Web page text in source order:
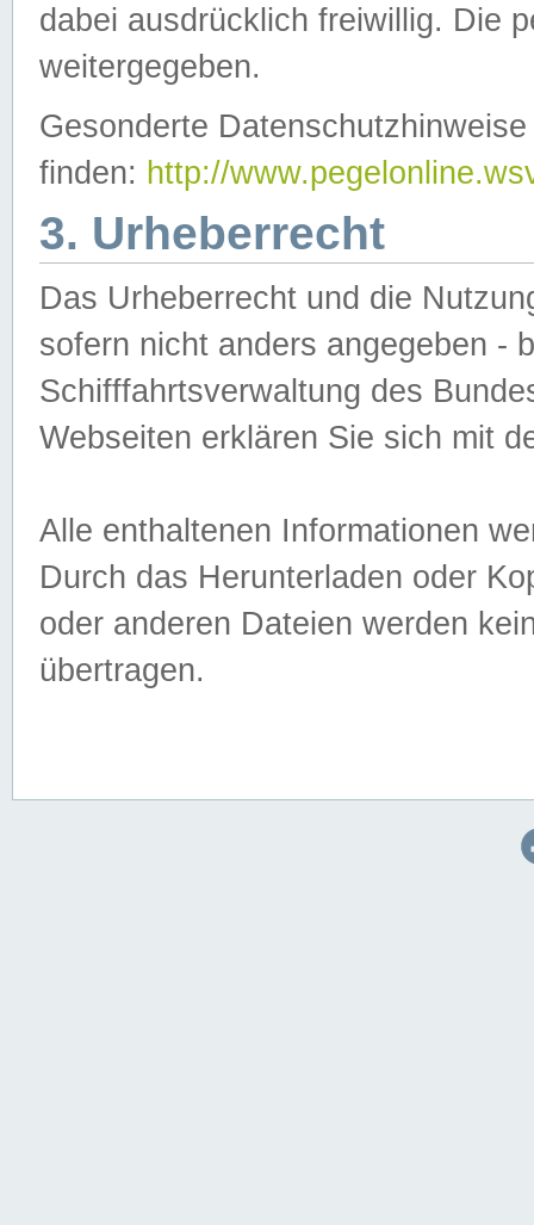
dabei ausdrücklich freiwillig. Die
weitergegeben.
Gesonderte
finden: http://
3. Urheberrecht
Das Urheberrecht und die
sofern nicht anders angegeben -
Schifffahrtsverwaltung des
Webseiten erklären Sie sich mit
Alle enthaltenen Informationen
Durch das Herunterladen oder
oder anderen Dateien werden
übertragen.